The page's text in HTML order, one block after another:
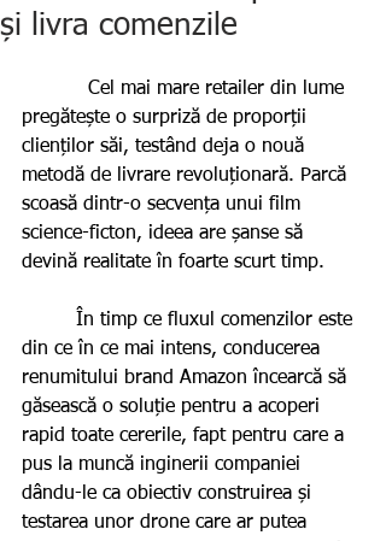
și livra comenzile
pregătește o surpriză de proporții
clienților săi, testând deja o nouă
metodă de livrare revoluționară. Parcă
scoasă dintr-o secvența unui film
science-ficton, ideea are șanse să
devină realitate în foarte scurt timp.
din ce în ce mai intens, conducerea
renumitului brand Amazon încearcă să
găsească o soluție pentru a acoperi
rapid toate cererile, fapt pentru care a
pus la muncă inginerii companiei
dându-le ca obiectiv construirea și
testarea unor drone care ar putea